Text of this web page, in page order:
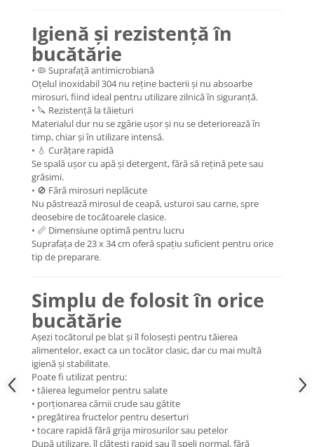
Igienă și rezistență în
bucătărie
• 🦠 Suprafață antimicrobiană
Oțelul inoxidabil 304 nu reține bacterii și nu absoarbe
mirosuri, fiind ideal pentru utilizare zilnică în siguranță.
• 🔪 Rezistență la tăieturi
Materialul dur nu se zgârie ușor și nu se deteriorează în
timp, chiar și în utilizare intensă.
• 💧 Curățare rapidă
Se spală ușor cu apă și detergent, fără să rețină pete sau
grăsimi.
• 🚫 Fără mirosuri neplăcute
Nu păstrează mirosul de ceapă, usturoi sau carne, spre
deosebire de tocătoarele clasice.
• 📏 Dimensiune optimă pentru lucru
Suprafața de 23 x 34 cm oferă spațiu suficient pentru orice
tip de preparare.
Simplu de folosit în orice
bucătărie
Așezi tocătorul pe blat și îl folosești pentru tăierea
alimentelor, exact ca un tocător clasic, dar cu mai multă
igienă și stabilitate.
Poate fi utilizat pentru:
• tăierea legumelor pentru salate
• porționarea cărnii crude sau gătite
• pregătirea fructelor pentru deserturi
• tocare rapidă fără grija mirosurilor sau petelor
După utilizare, îl clătești rapid sau îl speli normal, fără